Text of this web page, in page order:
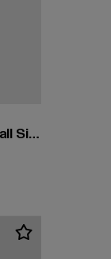
KKWQ22001BLK Karl Kani Tape Small Signature Top